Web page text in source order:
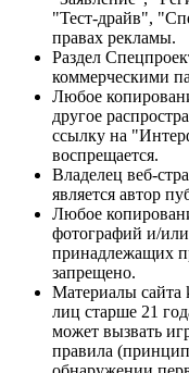
"Тест-драйв",
правах рекламы.
Раздел
коммерческими
Любое
другое
ссылку на
воспрещается.
Владелец веб-
является автор
Любое
фотографий и/
принадлежащих
запрещено.
Материалы сайта
лиц старше 21
может вызвать
правила